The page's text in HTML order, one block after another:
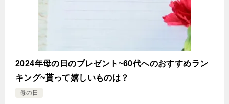
2024年母の日のプレゼント~60代へのおすすめラン
キング~貰って嬉しいものは？
母の日